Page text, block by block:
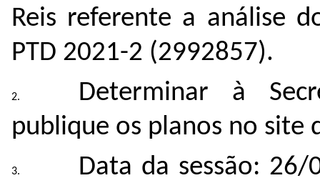
Reis referente a análise
PTD 2021-2 (2992857).
Determinar à
publique os planos no site
Data da sessão: